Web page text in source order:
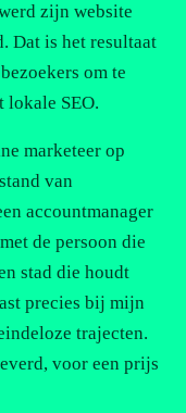
zijn website
Dat is het resultaat
om te
lokale SEO.
marketeer op
van
accountmanager
de persoon die
stad die houdt
precies bij mijn
trajecten.
voor een prijs